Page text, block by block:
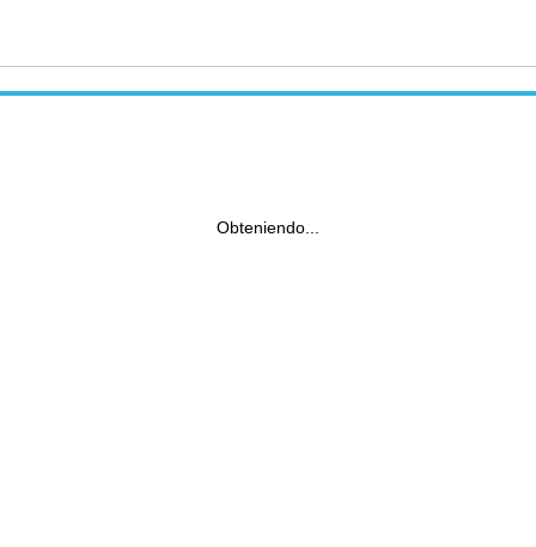
Obteniendo...